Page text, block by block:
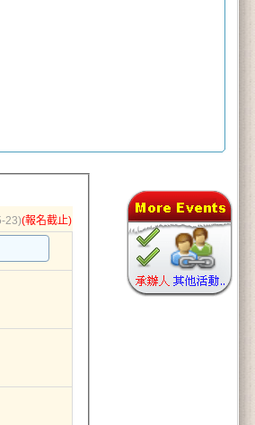
23)(報名截止)